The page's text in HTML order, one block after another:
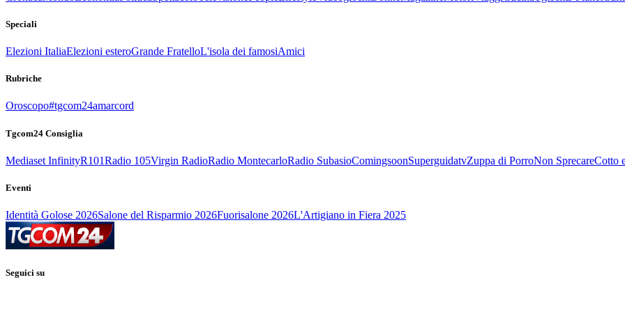
Speciali
Elezioni ItaliaElezioni esteroGrande FratelloL'isola dei famosiAmici
Rubriche
Oroscopo#tgcom24amarcord
Tgcom24 Consiglia
Mediaset InfinityR101Radio 105Virgin RadioRadio MontecarloRadio SubasioComingsoonSuperguidatvZuppa di PorroNon SprecareCotto
Eventi
Identità Golose 2026Salone del Risparmio 2026Fuorisalone 2026L'Artigiano in Fiera 2025
Seguici su